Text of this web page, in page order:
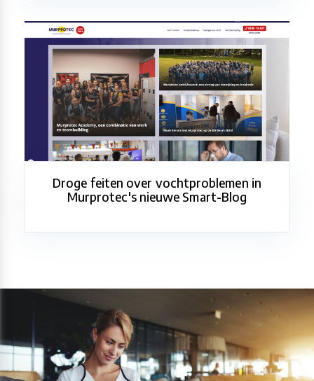
Droge feiten over vochtproblemen in
Murprotec's nieuwe Smart-Blog